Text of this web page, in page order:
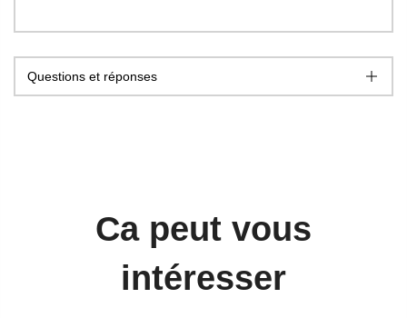
Questions et réponses
Ca peut vous
intéresser